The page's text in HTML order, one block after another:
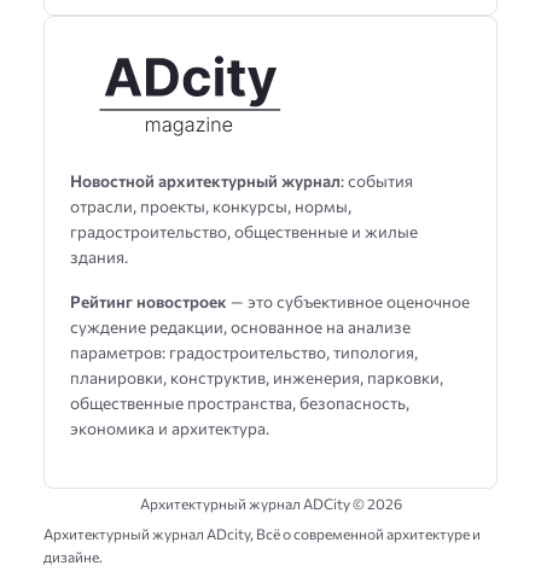
Новостной архитектурный журнал: события
отрасли, проекты, конкурсы, нормы,
градостроительство, общественные и жилые
здания.
Рейтинг новостроек — это субъективное оценочное
суждение редакции, основанное на анализе
параметров: градостроительство, типология,
планировки, конструктив, инженерия, парковки,
общественные пространства, безопасность,
экономика и архитектура.
Архитектурный журнал ADCity ©2026
Архитектурный журнал ADсity, Всё о современной архитектуре и
дизайне.